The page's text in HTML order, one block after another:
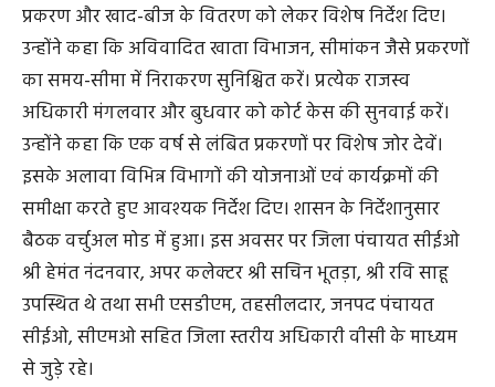
प्रकरण और खाद-बीज के वितरण को लेकर विशेष निर्देश दिए।
उन्होंने कहा कि अविवादित खाता विभाजन, सीमांकन जैसे प्रकरणों
का समय-सीमा में निराकरण सुनिश्चित करें। प्रत्येक राजस्व
अधिकारी मंगलवार और बुधवार को कोर्ट केस की सुनवाई करें।
उन्होंने कहा कि एक वर्ष से लंबित प्रकरणों पर विशेष जोर देवें।
इसके अलावा विभिन्न विभागों की योजनाओं एवं कार्यक्रमों की
समीक्षा करते हुए आवश्यक निर्देश दिए। शासन के निर्देशानुसार
बैठक वर्चुअल मोड में हुआ। इस अवसर पर जिला पंचायत सीईओ
श्री हेमंत नंदनवार, अपर कलेक्टर श्री सचिन भूतड़ा, श्री रवि साहू
उपस्थित थे तथा सभी एसडीएम, तहसीलदार, जनपद पंचायत
सीईओ, सीएमओ सहित जिला स्तरीय अधिकारी वीसी के माध्यम
से जुड़े रहे।